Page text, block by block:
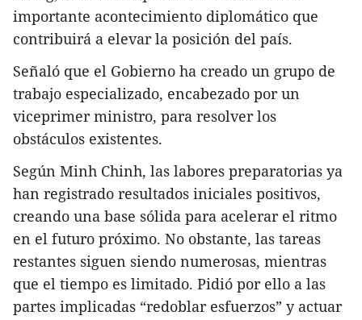
importante acontecimiento diplomático que
contribuirá a elevar la posición del país.
Señaló que el Gobierno ha creado un grupo de
trabajo especializado, encabezado por un
viceprimer ministro, para resolver los
obstáculos existentes.
Según Minh Chinh, las labores preparatorias ya
han registrado resultados iniciales positivos,
creando una base sólida para acelerar el ritmo
en el futuro próximo. No obstante, las tareas
restantes siguen siendo numerosas, mientras
que el tiempo es limitado. Pidió por ello a las
partes implicadas “redoblar esfuerzos” y actuar